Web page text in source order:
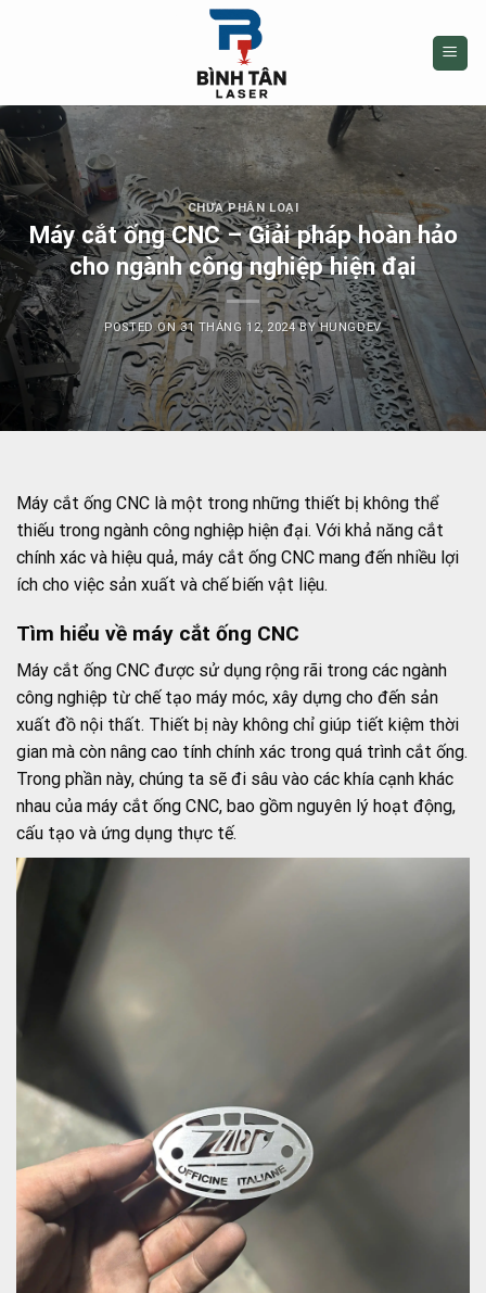
CHƯA PHÂN LOẠI
Máy cắt ống CNC – Giải pháp hoàn hảo
cho ngành công nghiệp hiện đại
POSTED ON31 THÁNG 12, 2024 BYHUNGDEV
Máy cắt ống CNC là một trong những thiết bị không thể
thiếu trong ngành công nghiệp hiện đại. Với khả năng cắt
chính xác và hiệu quả, máy cắt ống CNC mang đến nhiều lợi
ích cho việc sản xuất và chế biến vật liệu.
Tìm hiểu về máy cắt ống CNC
Máy cắt ống CNC được sử dụng rộng rãi trong các ngành
công nghiệp từ chế tạo máy móc, xây dựng cho đến sản
xuất đồ nội thất. Thiết bị này không chỉ giúp tiết kiệm thời
gian mà còn nâng cao tính chính xác trong quá trình cắt ống.
Trong phần này, chúng ta sẽ đi sâu vào các khía cạnh khác
nhau của máy cắt ống CNC, bao gồm nguyên lý hoạt động,
cấu tạo và ứng dụng thực tế.